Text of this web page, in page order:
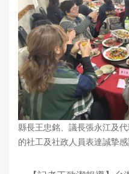
縣長王忠銘、議長張永江及
的社工及社政人員表達誠摯